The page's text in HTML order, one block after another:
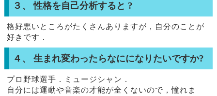
３、 性格を自己分析すると ?
格好悪いところがたくさんありますが，自分のことが
好きです．
４、 生まれ変わったらなにになりたいですか?
プロ野球選手．ミュージシャン．
自分には運動や音楽の才能が全くないので，憧れま